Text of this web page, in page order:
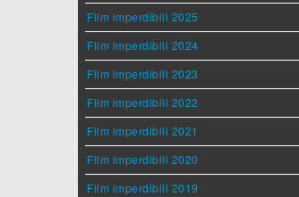
Film imperdibili 2025
Film imperdibili 2024
Film imperdibili 2023
Film imperdibili 2022
Film imperdibili 2021
Film imperdibili 2020
Film imperdibili 2019